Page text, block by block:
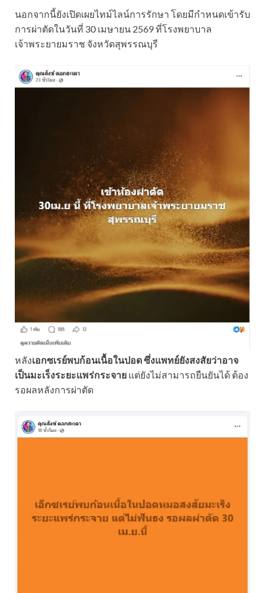
นอกจากนี้ยังเปิดเผยไทม์ไลน์การรักษา โดยมีกำหนดเข้ารับ
การผ่าตัดในวันที่ 30 เมษายน 2569 ที่โรงพยาบาล
เจ้าพระยายมราช จังหวัดสุพรรณบุรี
หลังเอกซเรย์พบก้อนเนื้อในปอด ซึ่งแพทย์ยังสงสัยว่าอาจ
เป็นมะเร็งระยะแพร่กระจาย แต่ยังไม่สามารถยืนยันได้ ต้อง
รอผลหลังการผ่าตัด